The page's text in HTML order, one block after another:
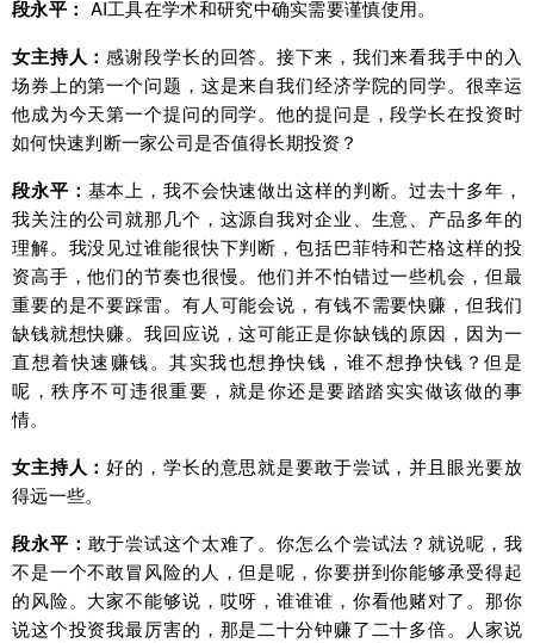
段永平： AI工具在学术和研究中确实需要谨慎使用。
女主持人：感谢段学长的回答。接下来，我们来看我手中的入
场券上的第一个问题，这是来自我们经济学院的同学。很幸运
他成为今天第一个提问的同学。他的提问是，段学长在投资时
如何快速判断一家公司是否值得长期投资？
段永平： 基本上，我不会快速做出这样的判断。过去十多年，
我关注的公司就那几个，这源自我对企业、生意、产品多年的
理解。我没见过谁能很快下判断，包括巴菲特和芒格这样的投
资高手，他们的节奏也很慢。他们并不怕错过一些机会，但最
重要的是不要踩雷。有人可能会说，有钱不需要快赚，但我们
缺钱就想快赚。我回应说，这可能正是你缺钱的原因，因为一
直想着快速赚钱。其实我也想挣快钱，谁不想挣快钱？但是
呢，秩序不可违很重要，就是你还是要踏踏实实做该做的事
情。
女主持人：好的，学长的意思就是要敢于尝试，并且眼光要放
得远一些。
段永平： 敢于尝试这个太难了。你怎么个尝试法？就说呢，我
不是一个不敢冒风险的人，但是呢，你要拼到你能够承受得起
的风险。大家不能够说，哎呀，谁谁谁，你看他赌对了。那你
说这个投资我最厉害的，那是二十分钟赚了二十多倍。人家说